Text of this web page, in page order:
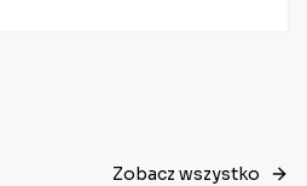
Zobacz wszystko